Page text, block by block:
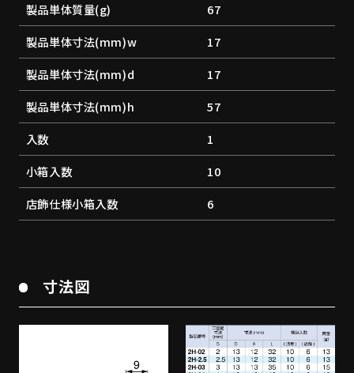
製品単体質量(g)
67
製品単体寸法(mm)w
17
製品単体寸法(mm)d
17
製品単体寸法(mm)h
57
入数
1
小箱入数
10
店飾仕様小箱入数
6
寸法図